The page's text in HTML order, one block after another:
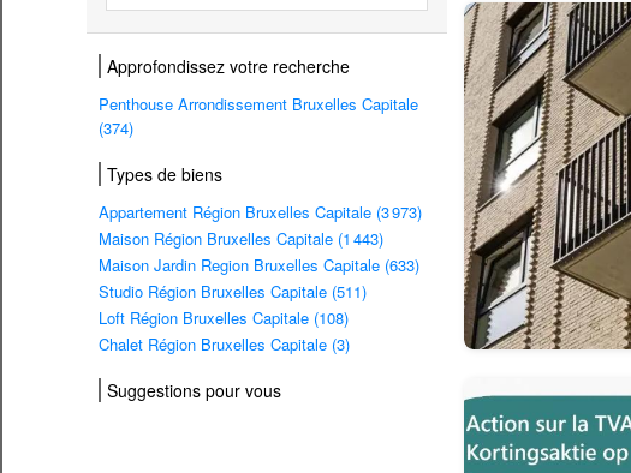
Approfondissez votre recherche
Penthouse Arrondissement Bruxelles Capitale
(374)
Types de biens
Appartement Région Bruxelles Capitale (3 973)
Maison Région Bruxelles Capitale (1 443)
Maison Jardin Region Bruxelles Capitale (633)
Studio Région Bruxelles Capitale (511)
Loft Région Bruxelles Capitale (108)
Chalet Région Bruxelles Capitale (3)
Suggestions pour vous